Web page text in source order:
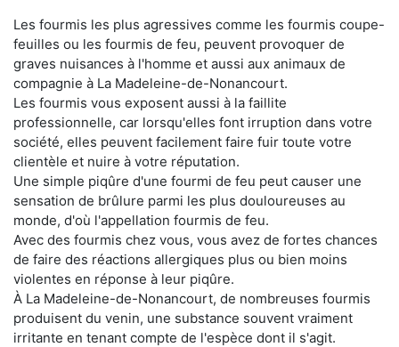
Les fourmis les plus agressives comme les fourmis coupe-
feuilles ou les fourmis de feu, peuvent provoquer de
graves nuisances à l'homme et aussi aux animaux de
compagnie à La Madeleine-de-Nonancourt.
Les fourmis vous exposent aussi à la faillite
professionnelle, car lorsqu'elles font irruption dans votre
société, elles peuvent facilement faire fuir toute votre
clientèle et nuire à votre réputation.
Une simple piqûre d'une fourmi de feu peut causer une
sensation de brûlure parmi les plus douloureuses au
monde, d'où l'appellation fourmis de feu.
Avec des fourmis chez vous, vous avez de fortes chances
de faire des réactions allergiques plus ou bien moins
violentes en réponse à leur piqûre.
À La Madeleine-de-Nonancourt, de nombreuses fourmis
produisent du venin, une substance souvent vraiment
irritante en tenant compte de l'espèce dont il s'agit.